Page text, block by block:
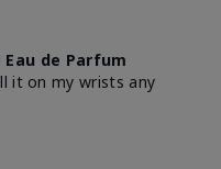
de Parfum
it on my wrists any